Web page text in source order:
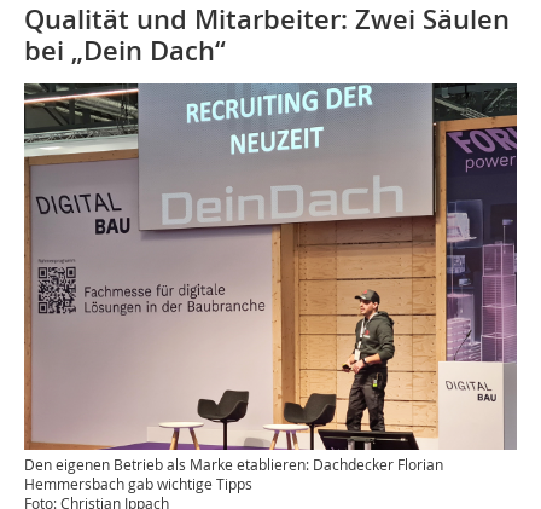
Qualität und Mitarbeiter: Zwei Säulen
bei „Dein Dach“
Den eigenen Betrieb als Marke etablieren: Dachdecker Florian
Hemmersbach gab wichtige Tipps
Foto: Christian Ippach